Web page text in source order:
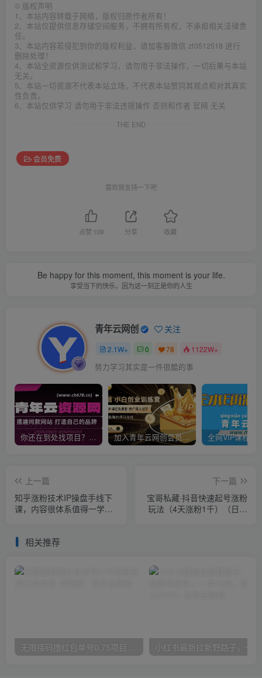
© 版权声明
1、本站内容转载于网络，版权归原作者所有！
2、本站仅提供信息存储空间服务，不拥有所有权，不承担相关法律责
任。
3、本站内容若侵犯到你的版权利益，请加客服微信 zt0512518 进行
删除处理！
4、本站全资源仅供测试和学习，请勿用于非法操作，一切后果与本站
无关。
5、本站一切资源不代表本站立场，不代表本站赞同其观点和对其真实
性负责。
6、本站仅供学习 请勿用于非法违规操作 否则和作者 官网 无关
THE END
会员免费
喜欢就支持一下吧
点赞 109 分享 收藏
Be happy for this moment, this moment is your life.
享受当下的快乐，因为这一刻正是你的人生
青年云网创 关注
2.1W+ 0 78 1122W+
努力学习其实是一件很酷的事
你还在到处找项目？还在当韭菜？我靠卖项目一个月收入5万+，曾经我也是个失败者。 加入青年云网创会员，全站资源免费学习。加入高级合伙人，推广日入1000+
上一篇
知乎涨粉技术IP操盘手线下
课，​内容很体系值得一学原
下一篇
宝哥私藏·抖音快速起号涨粉
玩法（4天涨粉1千）（日赚
相关推荐
无限接码撸红包单号0.75项目无偿分享给你【揭秘】